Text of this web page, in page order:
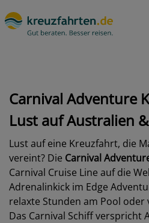
Carnival Adventure
Lust auf Australien
Lust auf eine Kreuzfahrt, die
vereint? Die Carnival
Carnival Cruise Line auf die
Adrenalinkick im Edge
relaxte Stunden am Pool
Das Carnival Schiff verspricht